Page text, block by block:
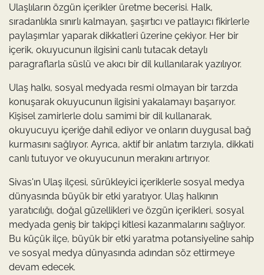
Ulaşlıların özgün içerikler üretme becerisi. Halk,
sıradanlıkla sınırlı kalmayan, şaşırtıcı ve patlayıcı fikirlerle
paylaşımlar yaparak dikkatleri üzerine çekiyor. Her bir
içerik, okuyucunun ilgisini canlı tutacak detaylı
paragraflarla süslü ve akıcı bir dil kullanılarak yazılıyor.
Ulaş halkı, sosyal medyada resmi olmayan bir tarzda
konuşarak okuyucunun ilgisini yakalamayı başarıyor.
Kişisel zamirlerle dolu samimi bir dil kullanarak,
okuyucuyu içeriğe dahil ediyor ve onların duygusal bağ
kurmasını sağlıyor. Ayrıca, aktif bir anlatım tarzıyla, dikkati
canlı tutuyor ve okuyucunun merakını artırıyor.
Sivas'ın Ulaş ilçesi, sürükleyici içeriklerle sosyal medya
dünyasında büyük bir etki yaratıyor. Ulaş halkının
yaratıcılığı, doğal güzellikleri ve özgün içerikleri, sosyal
medyada geniş bir takipçi kitlesi kazanmalarını sağlıyor.
Bu küçük ilçe, büyük bir etki yaratma potansiyeline sahip
ve sosyal medya dünyasında adından söz ettirmeye
devam edecek.